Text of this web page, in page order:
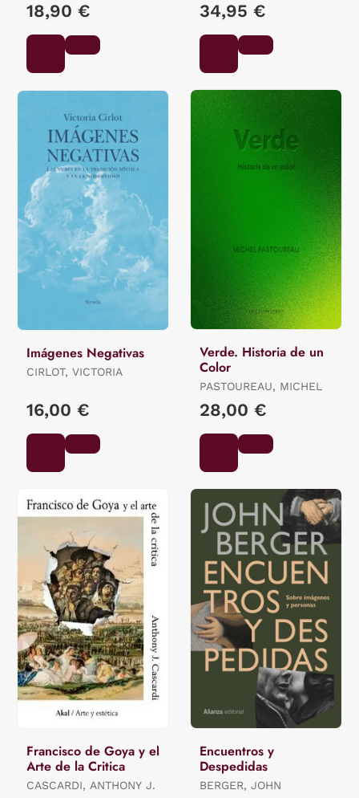
18,90 € 34,95 €
Imágenes Negativas
CIRLOT, VICTORIA
16,00 €
Verde. Historia de un
Color
PASTOUREAU, MICHEL
28,00 €
Francisco de Goya y el
Arte de la Critica
CASCARDI, ANTHONY J.
Encuentros y
Despedidas
BERGER, JOHN